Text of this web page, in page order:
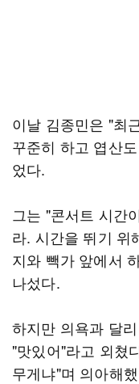
이날 김종민은 "최
꾸준히 하고 엽산
었다.
그는 "콘서트 시간
라. 시간을 뛰기 위
지와 빽가 앞에서
나섰다.
하지만 의욕과 달
"맛있어"라고 외쳤
무게냐"며 의아해